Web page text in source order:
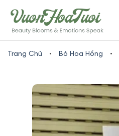
to
content
Trang Chủ • Bó Hoa Hồng •